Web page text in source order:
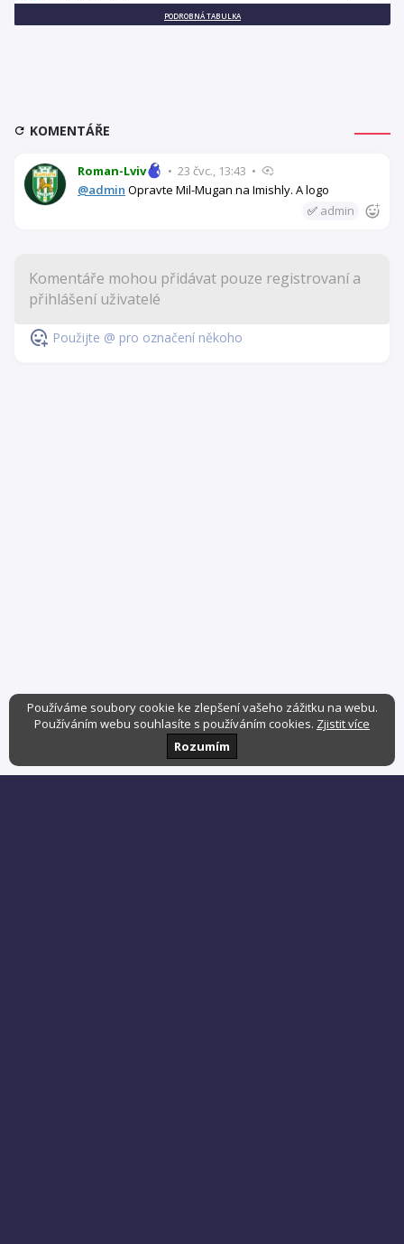
PODROBNÁ TABULKA
KOMENTÁŘE
Roman-Lviv • 23 čvc., 13:43 •
@admin Opravte Mil-Mugan na Imishly. A logo
✅ admin
Použijte @ pro označení někoho
Používáme soubory cookie ke zlepšení vašeho zážitku na webu.
Používáním webu souhlasíte s používáním cookies. Zjistit více
Rozumím